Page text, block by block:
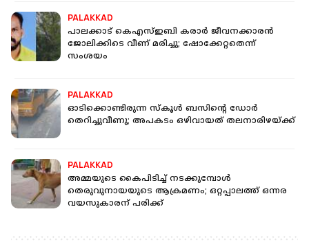
PALAKKAD
പാലക്കാട് കെഎസ്ഇബി കരാര്‍ ജീവനക്കാരന്‍
ജോലിക്കിടെ വീണ് മരിച്ചു; ഷോക്കേറ്റതെന്ന്
സംശയം
PALAKKAD
ഓടിക്കൊണ്ടിരുന്ന സ്‌കൂള്‍ ബസിന്റെ ഡോര്‍
തെറിച്ചുവീണു; അപകടം ഒഴിവായത് തലനാരിഴയ്ക്ക്
PALAKKAD
അമ്മയുടെ കൈപിടിച്ച് നടക്കുമ്പോള്‍
തെരുവുനായയുടെ ആക്രമണം; ഒറ്റപ്പാലത്ത് ഒന്നര
വയസുകാരന് പരിക്ക്